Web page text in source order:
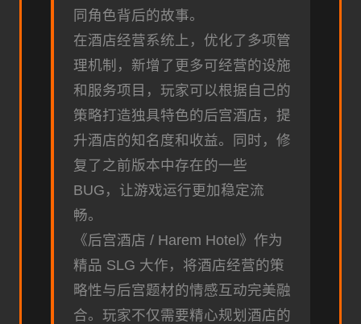
同角色背后的故事。
在酒店经营系统上，优化了多项管
理机制，新增了更多可经营的设施
和服务项目，玩家可以根据自己的
策略打造独具特色的后宫酒店，提
升酒店的知名度和收益。同时，修
复了之前版本中存在的一些
BUG，让游戏运行更加稳定流
畅。
《后宫酒店 / Harem Hotel》作为
精品 SLG 大作，将酒店经营的策
略性与后宫题材的情感互动完美融
合。玩家不仅需要精心规划酒店的